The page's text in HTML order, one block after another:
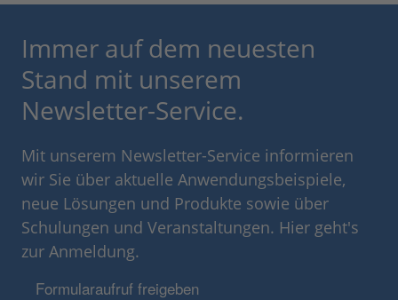
Immer auf dem neuesten
Stand mit unserem
Newsletter-Service.
Mit unserem Newsletter-Service informieren
wir Sie über aktuelle Anwendungsbeispiele,
neue Lösungen und Produkte sowie über
Schulungen und Veranstaltungen. Hier geht's
zur Anmeldung.
Formularaufruf freigeben